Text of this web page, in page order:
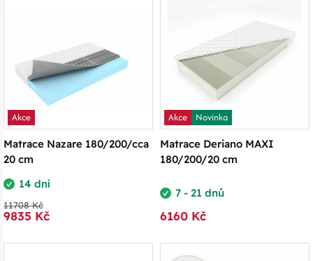
Akce
Matrace Nazare 180/200/cca
20 cm
14 dní
11708 Kč
9835 Kč
Akce
Novinka
Matrace Deriano MAXI
180/200/20 cm
7 - 21 dnů
6160 Kč